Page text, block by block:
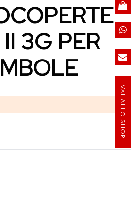
3G PER
VAI ALLO SHOP